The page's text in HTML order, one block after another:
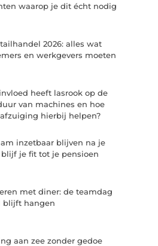
waarop je dit écht nodig
2026: alles wat
en werkgevers moeten
heeft lasrook op de
van machines en hoe
hierbij helpen?
inzetbaar blijven na je
blijf je fit tot je pensioen
met diner: de teamdag
blijft hangen
aan zee zonder gedoe